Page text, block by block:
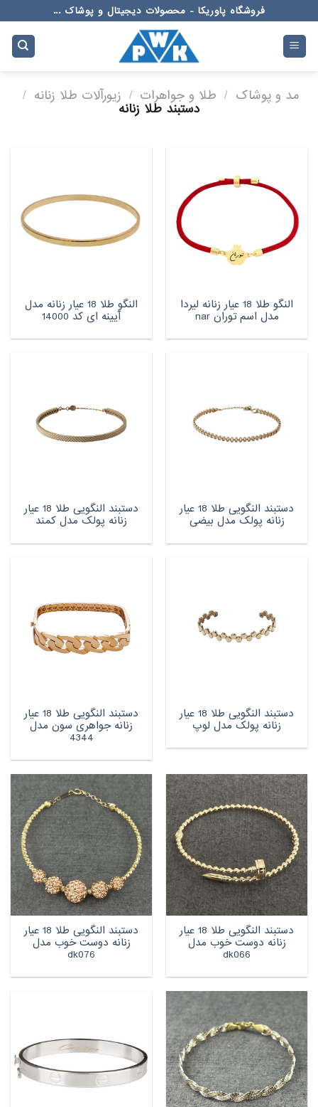
to
content
فروشگاه پاوریکا - محصولات دیجیتال و پوشاک ...
مد و پوشاک / طلا و جواهرات / زیورآلات طلا زنانه /
دستبند طلا زنانه
النگو طلا 18 عیار زنانه لیردا
مدل اسم توران nar
النگو طلا 18 عیار زنانه مدل
آیینه ای کد 14000
دستبند النگویی طلا 18 عیار
زنانه پولک مدل بیضی
دستبند النگویی طلا 18 عیار
زنانه پولک مدل کمند
دستبند النگویی طلا 18 عیار
زنانه پولک مدل لوپ
دستبند النگویی طلا 18 عیار
زنانه جواهری سون مدل
4344
دستبند النگویی طلا 18 عیار
زنانه دوست خوب مدل
dk066
دستبند النگویی طلا 18 عیار
زنانه دوست خوب مدل
dk076